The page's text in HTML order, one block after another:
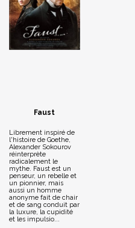
Faust
Librement inspiré de
l'histoire de Goethe,
Alexander Sokourov
réinterprète
radicalement le
mythe. Faust est un
penseur, un rebelle et
un pionnier, mais
aussi un homme
anonyme fait de chair
et de sang conduit par
la luxure, la cupidité
et les impulsio...